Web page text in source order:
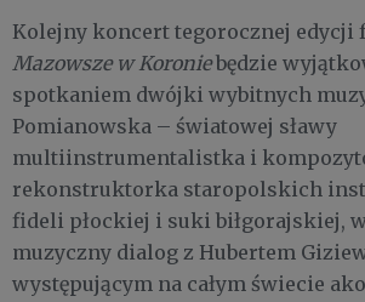
Kolejny koncert tegorocznej edycji
Mazowsze w Koroniebędzie
spotkaniem dwójki wybitnych
Pomianowska – światowej sławy
multiinstrumentalistka i
rekonstruktorka staropolskich
fideli płockiej i suki biłgorajskiej,
muzyczny dialog z Hubertem
występującym na całym świecie